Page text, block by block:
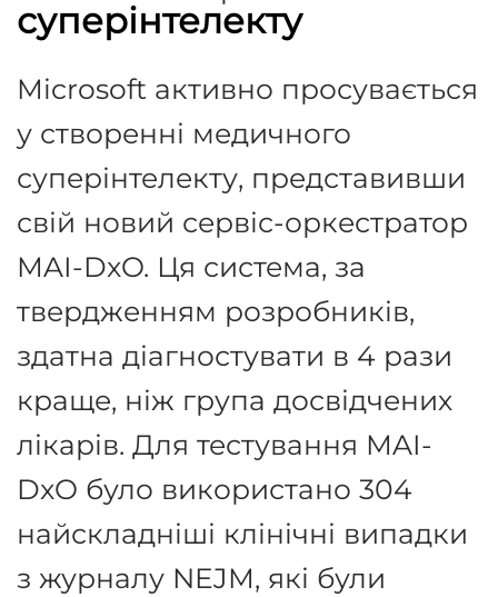
суперінтелекту
Microsoft активно просувається
у створенні медичного
суперінтелекту, представивши
свій новий сервіс-оркестратор
MAI-DxO. Ця система, за
твердженням розробників,
здатна діагностувати в 4 рази
краще, ніж група досвідчених
лікарів. Для тестування MAI-
DxO було використано 304
найскладніші клінічні випадки
з журналу NEJM, які були